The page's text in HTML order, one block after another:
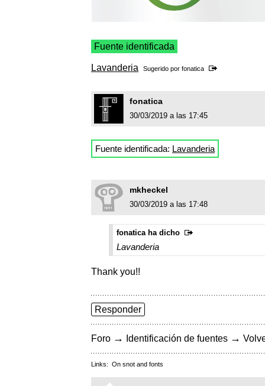
Fuente identificada
Lavanderia Sugerido por fonatica
fonatica
30/03/2019 a las 17:45
Fuente identificada: Lavanderia
mkheckel
30/03/2019 a las 17:48
fonatica ha dicho
Lavanderia
Thank you!!
Responder
Foro → Identificación de fuentes →
Links: On snot and fonts